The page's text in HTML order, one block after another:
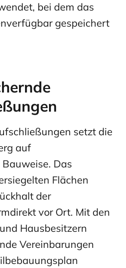
bei dem das
gespeichert
setzt die
auf
Das
Flächen
der
vor Ort. Mit den
Hausbesitzern
Vereinbarungen